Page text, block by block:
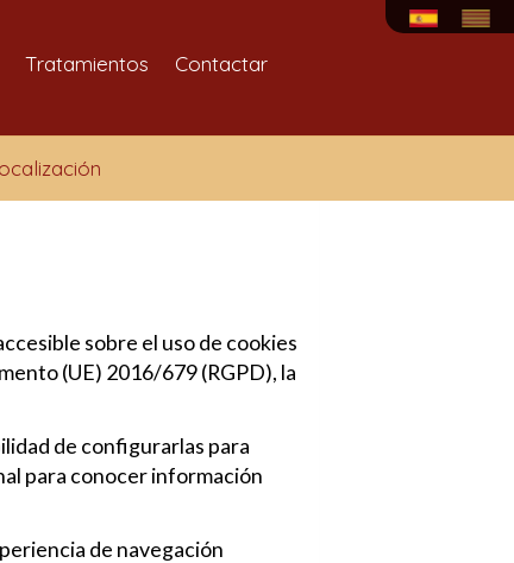
Tratamientos Contactar
sobre el uso de cookies
(UE) 2016/679 (RGPD), la
de configurarlas para
para conocer información
de navegación